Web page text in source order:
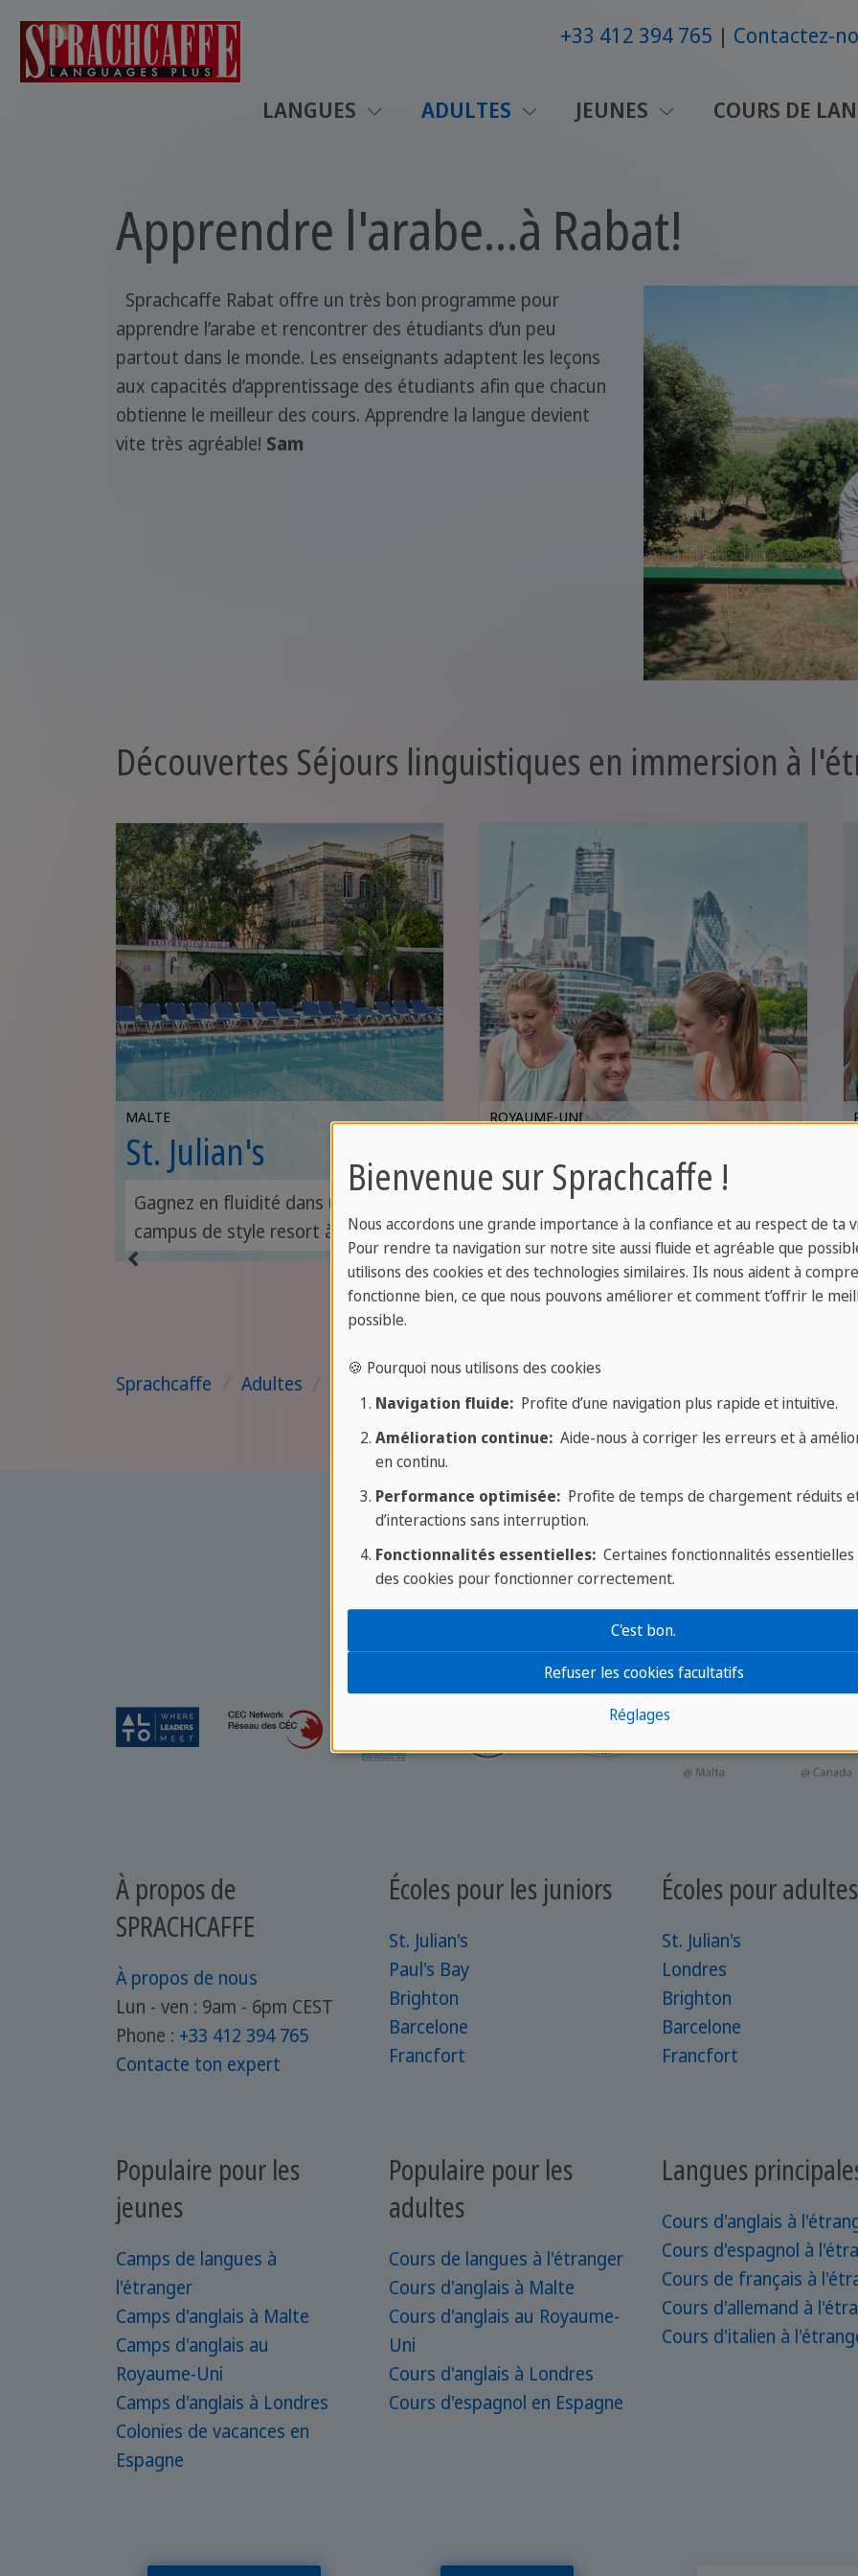
+33 412 394 765 Contactez-
LANGUES ADULTES JEUNES COURS DE
Apprendre l'arabe...à Rabat!
Sprachcaffe Rabat offre un très bon programme pour
apprendre l’arabe et rencontrer des étudiants d’un peu
partout dans le monde. Les enseignants adaptent les leçons
aux capacités d’apprentissage des étudiants afin que chacun
obtienne le meilleur des cours. Apprendre la langue devient
vite très agréable! Sam
Découvertes Séjours linguistiques en immersion à
MALTE
St. Julian's
Gagnez en fluidité dans un
campus de style resort à
quelques pas de la mer, plein de
vie, de charme et de connexion.
ROYAUME-UNI
Londres
Combinez des cours d’anglais
de premier ordre avec des
promenades l’après-midi devant
des musées, parcs et
Sprachcaffe / Adultes /
À propos de
SPRACHCAFFE
À propos de nous
Lun - ven : 9am - 6pm CEST
Phone : +33 412 394 765
Contacte ton expert
Écoles pour les juniors
St. Julian's
Paul's Bay
Brighton
Barcelone
Francfort
Écoles pour adultes
St. Julian's
Londres
Brighton
Barcelone
Francfort
Populaire pour les
jeunes
Camps de langues à
l'étranger
Camps d'anglais à Malte
Camps d'anglais au
Royaume-Uni
Camps d'anglais à Londres
Colonies de vacances en
Espagne
Populaire pour les
adultes
Cours de langues à l'étranger
Cours d'anglais à Malte
Cours d'anglais au Royaume-
Uni
Cours d'anglais à Londres
Cours d'espagnol en Espagne
Langues
Cours d'anglais à
Cours d'espagnol à
Cours de français à
Cours d'allemand à
Cours d'italien à
Bienvenue sur Sprachcaffe !
Nous accordons une grande importance à la confiance et au respect de ta
Pour rendre ta navigation sur notre site aussi fluide et agréable que
utilisons des cookies et des technologies similaires. Ils nous aident à
fonctionne bien, ce que nous pouvons améliorer et comment t’offrir le
possible.
🍪 Pourquoi nous utilisons des cookies
Navigation fluide:Profite d’une navigation plus rapide et intuitive.
Amélioration continue:Aide-nous à corriger les erreurs et à
en continu.
Performance optimisée:Profite de temps de chargement réduits
d’interactions sans interruption.
Fonctionnalités essentielles:Certaines fonctionnalités essentielles
des cookies pour fonctionner correctement.
Réglages
Refuser les cookies facultatifs
C'est bon.